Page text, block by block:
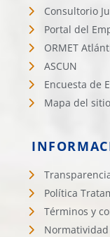
Consultorio
Portal del
ORMET
ASCUN
Encuesta de
Mapa del sitio
Política
Términos y
Normatividad